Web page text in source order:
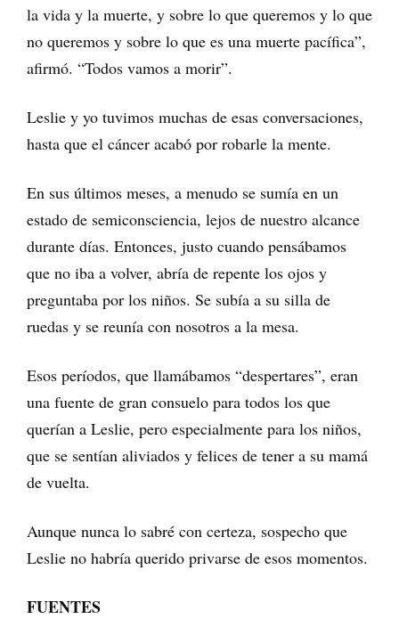
la vida y la muerte, y sobre lo que queremos y lo que
no queremos y sobre lo que es una muerte pacífica”,
afirmó. “Todos vamos a morir”.
Leslie y yo tuvimos muchas de esas conversaciones,
hasta que el cáncer acabó por robarle la mente.
En sus últimos meses, a menudo se sumía en un
estado de semiconsciencia, lejos de nuestro alcance
durante días. Entonces, justo cuando pensábamos
que no iba a volver, abría de repente los ojos y
preguntaba por los niños. Se subía a su silla de
ruedas y se reunía con nosotros a la mesa.
Esos períodos, que llamábamos “despertares”, eran
una fuente de gran consuelo para todos los que
querían a Leslie, pero especialmente para los niños,
que se sentían aliviados y felices de tener a su mamá
de vuelta.
Aunque nunca lo sabré con certeza, sospecho que
Leslie no habría querido privarse de esos momentos.
FUENTES